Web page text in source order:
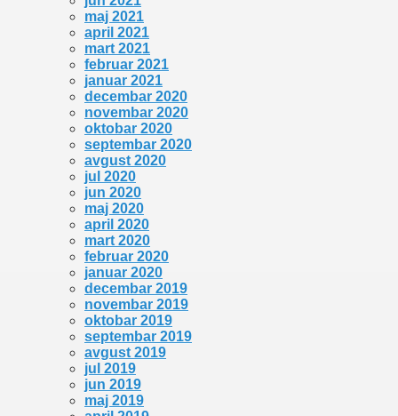
maj 2021
april 2021
mart 2021
februar 2021
januar 2021
decembar 2020
novembar 2020
oktobar 2020
septembar 2020
avgust 2020
jul 2020
jun 2020
maj 2020
april 2020
mart 2020
februar 2020
januar 2020
decembar 2019
novembar 2019
oktobar 2019
septembar 2019
avgust 2019
jul 2019
jun 2019
maj 2019